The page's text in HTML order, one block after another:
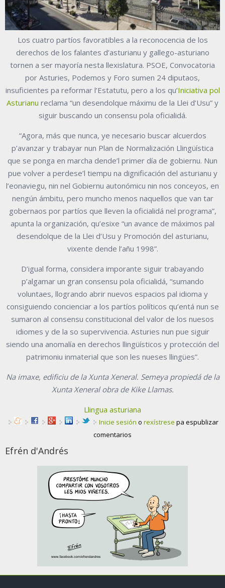
Los cuatro partíos favoratibles a la reconocencia de los
derechos de los falantes d’asturianu y gallego-asturiano
tornen a ser mayoría nesta llexislatura. PSOE, Convocatoria
por Asturies, Podemos y Foro sumen 24 diputaos,
insuficientes pa reformar l’Estatutu, pero a los qu’Iniciativa pol
Asturianu reclama “un desendolque máximu de la Llei d’Usu” y
siguir buscando un consensu pola oficialidá.
“Agora, más que nunca, ye necesario buscar alcuerdos
p’avanzar y trabayar nun Plan de Normalización Llingüística
que se ponga en marcha dende’l primer día de gobiernu. Nun
pue volver a perdese’l tiempu na dignificación del asturianu y
l’eonaviegu, nin nel Gobiernu autonómicu nin nos conceyos, en
nengún ámbitu, pero muncho menos naquellos que van tar
gobernaos por partíos que lleven la oficialidá nel programa”,
apunta la organización, qu’esixe “un avance de máximos pal
desendolque de la Llei d’Usu y Promoción del asturianu,
vixente dende l’añu 1998”.
D’igual forma, considera imporante siguir trabayando
p’algamar un gran consensu pola oficialidá, “sumando
voluntaes, llogrando abrir nuevos espacios pal idioma y
consiguiendo concienciar a los partíos políticos qu’entá nun se
sumaron al consensu constitucional del valor de los nuesos
idiomes y de la so supervivencia. Asturies nun pue siguir
siendo una anomalía en derechos llingüísticos y protección del
patrimoniu inmaterial que son les nueses llingües”.
Na imaxe, edificiu de la Xunta Xeneral. Semeya propiedá de la
Xunta Xeneral obra de Kike Llamas.
Llingua asturiana
Inicie sesión o rexístrese pa espublizar
comentarios
Efrén d'Andrés